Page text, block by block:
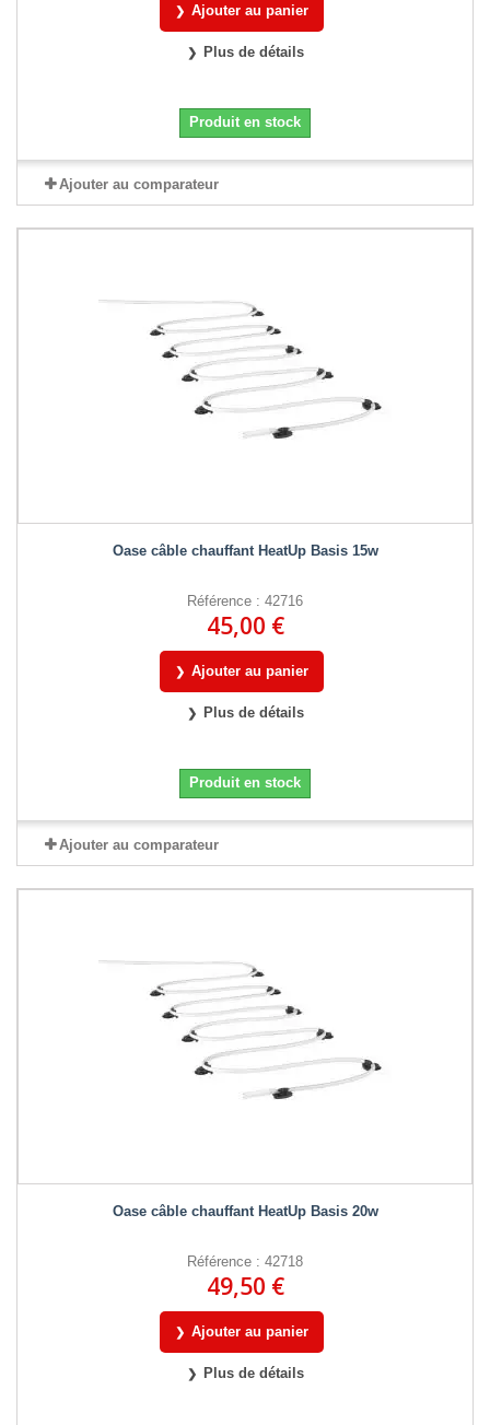
Ajouter au panier
Plus de détails
Produit en stock
Ajouter au comparateur
Oase câble chauffant HeatUp Basis 15w
Référence : 42716
45,00 €
Ajouter au panier
Plus de détails
Produit en stock
Ajouter au comparateur
Oase câble chauffant HeatUp Basis 20w
Référence : 42718
49,50 €
Ajouter au panier
Plus de détails